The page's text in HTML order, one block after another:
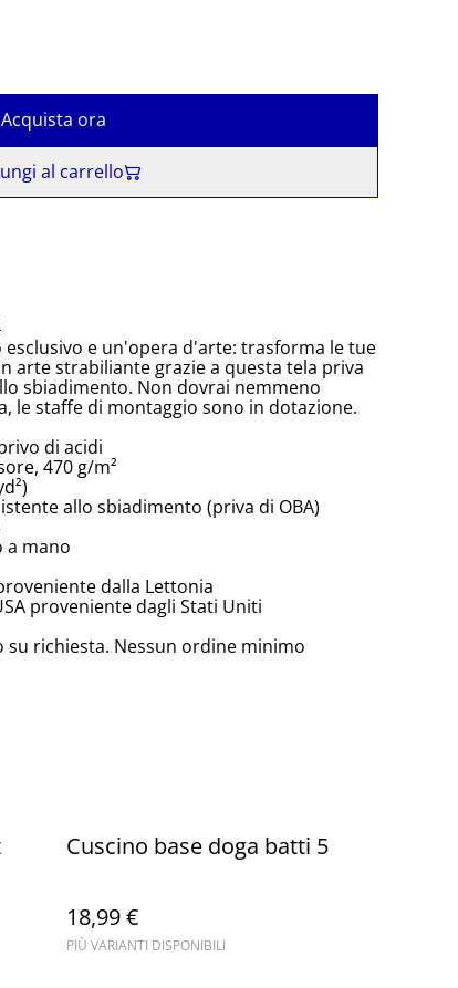
Acquista ora
al carrello
e un'opera d'arte: trasforma le tue
arte strabiliante grazie a questa tela priva
sbiadimento. Non dovrai nemmeno
le staffe di montaggio sono in dotazione.
di acidi
470 g/m²
allo sbiadimento (priva di OBA)
a mano
dalla Lettonia
proveniente dagli Stati Uniti
richiesta. Nessun ordine minimo
Cuscino base doga batti 5
18,99 €
PIÙ VARIANTI DISPONIBILI